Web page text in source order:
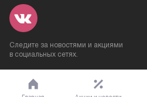
Следите за новостями и акциями
в социальных сетях.
2008—2026 © ТРК «Петровский»
Сделано в «
», 2015